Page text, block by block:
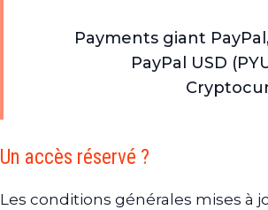
Payments giant
PayPal USD
Un accès réservé ?
Les conditions générales mises à